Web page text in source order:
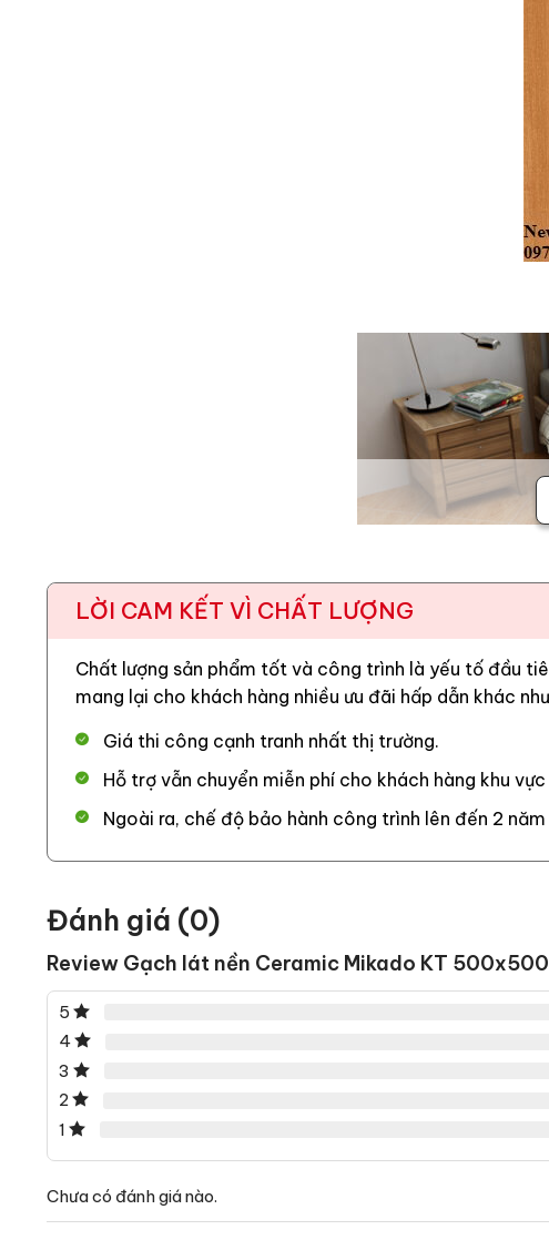
LỜI CAM KẾT VÌ CHẤT LƯỢNG
Chất lượng sản phẩm tốt và công trình là yếu tố đầu
mang lại cho khách hàng nhiều ưu đãi hấp dẫn khác
Giá thi công cạnh tranh nhất thị trường.
Hỗ trợ vẫn chuyển miễn phí cho khách hàng khu
Ngoài ra, chế độ bảo hành công trình lên đến 2
Đánh giá (0)
Review Gạch lát nền Ceramic Mikado KT
5
4
3
2
1
Chưa có đánh giá nào.